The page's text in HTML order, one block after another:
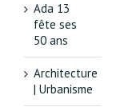
Ada 13
fête ses
50 ans
Architecture
| Urbanisme